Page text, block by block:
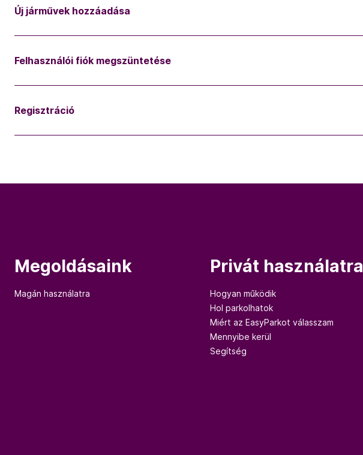
Új járművek hozzáadása
Felhasználói fiók megszüntetése
Regisztráció
Megoldásaink
Magán használatra
Privát használatra
Hogyan működik
Hol parkolhatok
Miért az EasyParkot válasszam
Mennyibe kerül
Segítség